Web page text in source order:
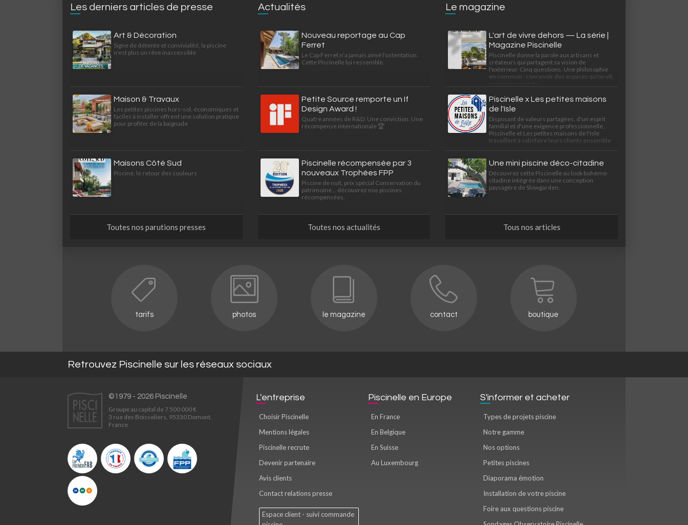
Les derniers articles de presse
Art & Décoration
Signe de détente et convivialité, la piscine
n'est plus un rêve inaccessible
Maison & Travaux
Les petites piscines hors-sol, économiques et
faciles à installer offrent une solution pratique
pour profiter de la baignade
Maisons Côté Sud
Piscine, le retour des couleurs
Toutes nos parutions presses
Actualités
Nouveau reportage au Cap
Ferret
Le Cap Ferret n’a jamais aimé l’ostentation.
Cette Piscinelle lui ressemble.
Petite Source remporte un If
Design Award !
Quatre années de R&D. Une conviction. Une
récompense internationale 🏆
Piscinelle récompensée par 3
nouveaux Trophées FPP
Piscine de nuit, prix spécial Conservation du
patrimoine... découvrez nos piscines
récompensées.
Toutes nos actualités
Le magazine
L'art de vivre dehors — La série |
Magazine Piscinelle
Piscinelle donne la parole aux artisans et
créateurs qui partagent sa vision de
l'extérieur. Cinq questions. Une philosophie
en commun : concevoir des espaces qu'on vit,
Piscinelle x Les petites maisons
de l'Isle
Disposant de valeurs partagées, d'un esprit
familial et d'une exigence professionnelle,
Piscinelle et Les petites maisons de l'Isle
travaillent à satisfaire leurs clients ensemble.
Une mini piscine déco-citadine
Découvrez cette Piscinelle au look bohème-
citadine intégrée dans une conception
paysagère de Slowgarden.
Tous nos articles
tarifs photos le magazine contact boutique
Retrouvez Piscinelle sur les réseaux sociaux
L'entreprise
Choisir Piscinelle
Mentions légales
Piscinelle recrute
Devenir partenaire
Avis clients
Contact relations presse
Espace client - suivi commande
Piscinelle en Europe
En France
En Belgique
En Suisse
Au Luxembourg
S'informer et acheter
Types de projets piscine
Notre gamme
Nos options
Petites piscines
Diaporama émotion
Installation de votre piscine
Foire aux questions piscine
©1979 - 2026 Piscinelle
Groupe au capital de 7 500 000 €
3 rue des Boisseliers, 95330 Domont,
France